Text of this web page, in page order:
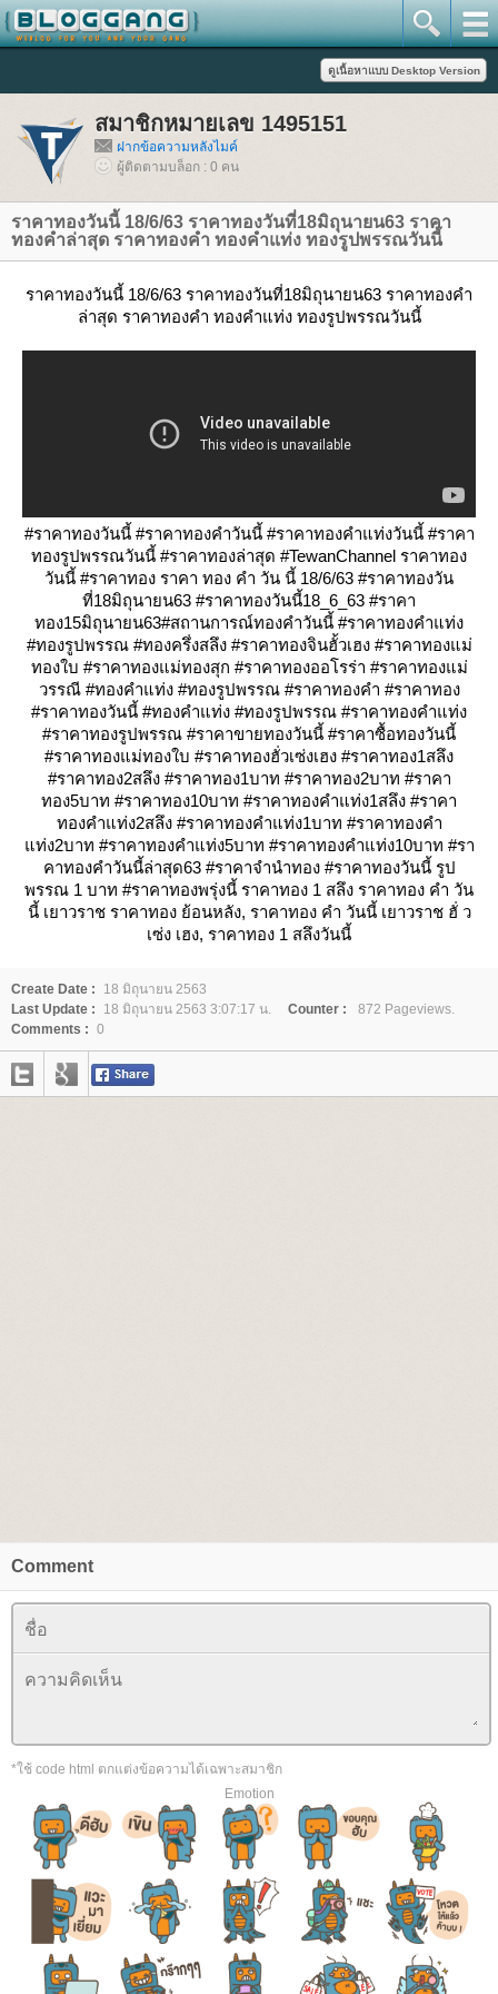
สมาชิกหมายเลข 1495151
ฝากข้อความหลังไมค์
ผู้ติดตามบล็อก : 0 คน
ราคาทองวันนี้ 18/6/63 ราคาทองวันที่18มิถุนายน63 ราคา
ทองคำล่าสุด ราคาทองคำ ทองคำแท่ง ทองรูปพรรณวันนี้
ราคาทองวันนี้ 18/6/63 ราคาทองวันที่18มิถุนายน63 ราคาทองคำ
ล่าสุด ราคาทองคำ ทองคำแท่ง ทองรูปพรรณวันนี้
#ราคาทองวันนี้ #ราคาทองคำวันนี้ #ราคาทองคำแท่งวันนี้ #ราคา
ทองรูปพรรณวันนี้ #ราคาทองล่าสุด #TewanChannel ราคาทอง
วันนี้ #ราคาทอง ราคา ทอง คํา วัน นี้ 18/6/63 #ราคาทองวัน
ที่18มิถุนายน63 #ราคาทองวันนี้18_6_63 #ราคา
ทอง15มิถุนายน63#สถานการณ์ทองคำวันนี้ #ราคาทองคําแท่ง
#ทองรูปพรรณ #ทองครึ่งสลึง #ราคาทองจินฮั้วเฮง #ราคาทองแม่
ทองใบ #ราคาทองแม่ทองสุก #ราคาทองออโรร่า #ราคาทองแม่
วรรณี #ทองคำแท่ง #ทองรูปพรรณ #ราคาทองคำ #ราคาทอง
#ราคาทองวันนี้ #ทองคำแท่ง #ทองรูปพรรณ #ราคาทองคำแท่ง
#ราคาทองรูปพรรณ #ราคาขายทองวันนี้ #ราคาซื้อทองวันนี้
#ราคาทองแม่ทองใบ #ราคาทองฮั่วเซ่งเฮง #ราคาทอง1สลึง
#ราคาทอง2สลึง #ราคาทอง1บาท #ราคาทอง2บาท #ราคา
ทอง5บาท #ราคาทอง10บาท #ราคาทองคำแท่ง1สลึง #ราคา
ทองคำแท่ง2สลึง #ราคาทองคำแท่ง1บาท #ราคาทองคำ
ท่ง2บาท #ราคาทองคำแท่ง5บาท #ราคาทองคำแท่ง10บาท #รา
คาทองคําวันนี้ล่าสุด63 #ราคาจำนำทอง #ราคาทองวันนี้ รูป
พรรณ 1 บาท #ราคาทองพรุ่งนี้ ราคาทอง 1 สลึง ราคาทอง คํา วัน
นี้ เยาวราช ราคาทอง ย้อนหลัง, ราคาทอง คํา วันนี้ เยาวราช ฮั่ ว
เซ่ง เฮง, ราคาทอง 1 สลึงวันนี้
Create Date :
18 มิถุนายน 2563
Last Update :
18 มิถุนายน 2563 3:07:17 น. Counter :
872 Pageviews.
Comments : 0
Comment
*ใช้ code html ตกแต่งข้อความได้เฉพาะสมาชิก
Emotion